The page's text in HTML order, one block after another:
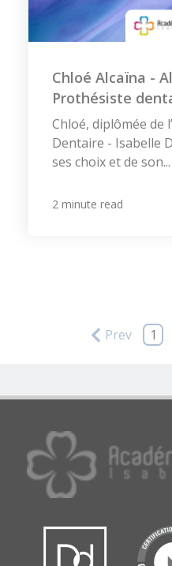
Chloé Alcaïna -
Prothésiste
Chloé, diplômée de
Dentaire - Isabelle
ses choix et de son...
2 minute read
Prev 1